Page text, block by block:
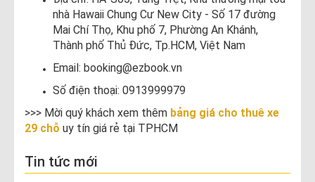
nhà Hawaii Chung Cư New City - Số 17 đường
Mai Chí Thọ, Khu phố 7, Phường An Khánh,
Thành phố Thủ Đức, Tp.HCM, Việt Nam
Email: booking@ezbook.vn
Số điện thoại: 0913999979
​>>> Mời quý khách xem thêm bảng giá cho thuê xe
29 chỗ uy tín giá rẻ tại TPHCM
Tin tức mới